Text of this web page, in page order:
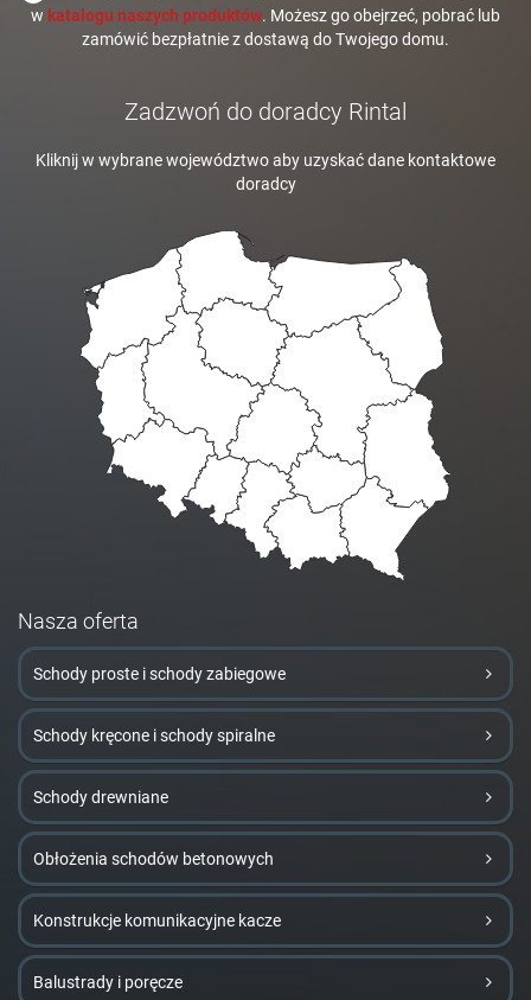
w katalogu naszych produktów. Możesz go obejrzeć, pobrać lub
zamówić bezpłatnie z dostawą do Twojego domu.
Zadzwoń do doradcy Rintal
Kliknij w wybrane województwo aby uzyskać dane kontaktowe
doradcy
Nasza oferta
Schody proste i schody zabiegowe
Schody kręcone i schody spiralne
Schody drewniane
Obłożenia schodów betonowych
Konstrukcje komunikacyjne kacze
Balustrady i poręcze